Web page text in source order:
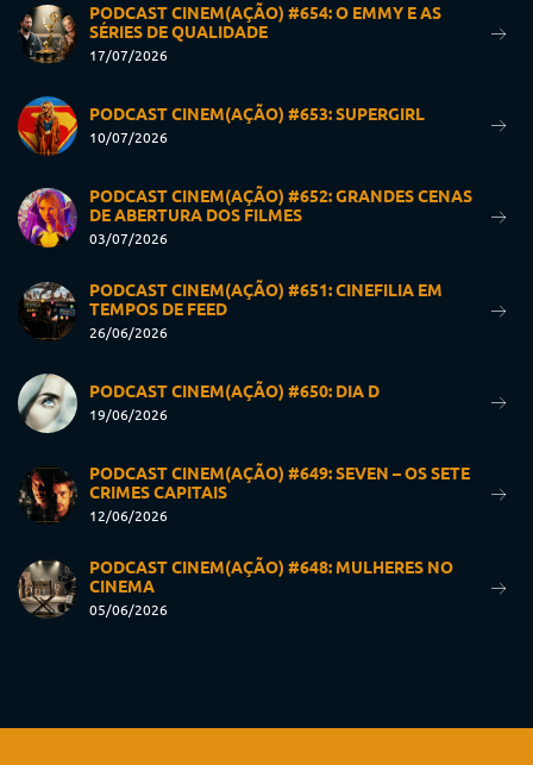
PODCAST CINEM(AÇÃO) #654: O EMMY E AS
SÉRIES DE QUALIDADE
17/07/2026
PODCAST CINEM(AÇÃO) #653: SUPERGIRL
10/07/2026
PODCAST CINEM(AÇÃO) #652: GRANDES CENAS
DE ABERTURA DOS FILMES
03/07/2026
PODCAST CINEM(AÇÃO) #651: CINEFILIA EM
TEMPOS DE FEED
26/06/2026
PODCAST CINEM(AÇÃO) #650: DIA D
19/06/2026
PODCAST CINEM(AÇÃO) #649: SEVEN – OS SETE
CRIMES CAPITAIS
12/06/2026
PODCAST CINEM(AÇÃO) #648: MULHERES NO
CINEMA
05/06/2026